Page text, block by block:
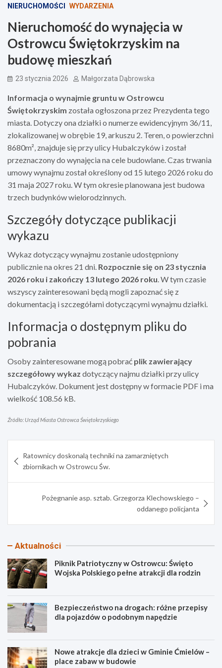
NIERUCHOMOŚCI WYDARZENIA
Nieruchomość do wynajęcia w
Ostrowcu Świętokrzyskim na
budowę mieszkań
23 stycznia 2026 Małgorzata Dąbrowska
Informacja o wynajmie gruntu w Ostrowcu
Świętokrzyskim została ogłoszona przez Prezydenta tego
miasta. Dotyczy ona działki o numerze ewidencyjnym 36/11,
zlokalizowanej w obrębie 19, arkuszu 2. Teren, o powierzchni
8680m², znajduje się przy ulicy Hubalczyków i został
przeznaczony do wynajęcia na cele budowlane. Czas trwania
umowy wynajmu został określony od 15 lutego 2026 roku do
31 maja 2027 roku. W tym okresie planowana jest budowa
trzech budynków wielorodzinnych.
Szczegóły dotyczące publikacji
wykazu
Wykaz dotyczący wynajmu zostanie udostępniony
publicznie na okres 21 dni. Rozpocznie się on 23 stycznia
2026 roku i zakończy 13 lutego 2026 roku . W tym czasie
wszyscy zainteresowani będą mogli zapoznać się z
dokumentacją i szczegółami dotyczącymi wynajmu działki.
Informacja o dostępnym pliku do
pobrania
Osoby zainteresowane mogą pobrać plik zawierający
szczegółowy wykaz dotyczący najmu działki przy ulicy
Hubalczyków. Dokument jest dostępny w formacie PDF i ma
wielkość 108.56 kB.
Źródło: Urząd Miasta Ostrowca Świętokrzyskiego
wpisu
Ratownicy doskonalą techniki na zamarzniętych
zbiornikach w Ostrowcu Św.
Pożegnanie asp. sztab. Grzegorza Klechowskiego –
oddanego policjanta
Aktualności
Piknik Patriotyczny w Ostrowcu: Święto
Wojska Polskiego pełne atrakcji dla rodzin
Bezpieczeństwo na drogach: różne przepisy
dla pojazdów o podobnym napędzie
Nowe atrakcje dla dzieci w Gminie Ćmielów –
place zabaw w budowie